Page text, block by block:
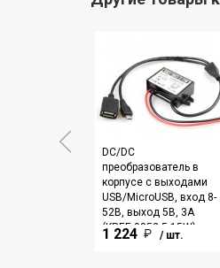
DC/DC
преобразователь в
корпусе с выходами
USB/MicroUSB, вход 8-
52В, выход 5В, 3А
(KREE-0852-5-15W)
1 224 / шт.